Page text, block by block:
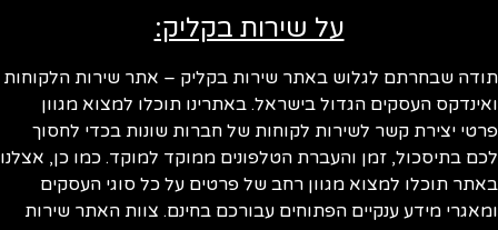
על שירות בקליק:
תודה שבחרתם לגלוש באתר שירות בקליק – אתר שירות הלקוחות
ואינדקס העסקים הגדול בישראל. באתרינו תוכלו למצוא מגוון
פרטי יצירת קשר לשירות לקוחות של חברות שונות בכדי לחסוך
לכם בתיסכול, זמן והעברת הטלפונים ממוקד למוקד. כמו כן, אצלנו
באתר תוכלו למצוא מגוון רחב של פרטים על כל סוגי העסקים
ומאגרי מידע ענקיים הפתוחים עבורכם בחינם. צוות האתר שירות